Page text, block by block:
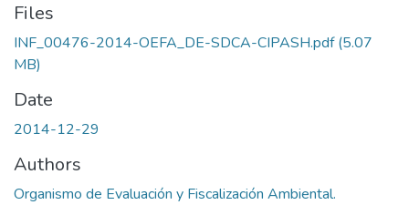
Files
INF_00476-2014-OEFA_DE-SDCA-CIPASH.pdf(5.07
MB)
Date
2014-12-29
Authors
Organismo de Evaluación y Fiscalización Ambiental.